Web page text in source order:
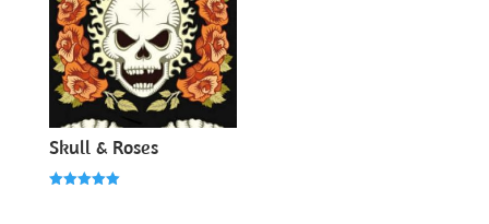
Skull & Roses